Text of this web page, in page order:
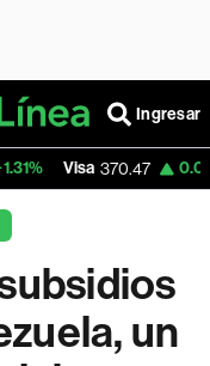
Ingresar
0.00%
un